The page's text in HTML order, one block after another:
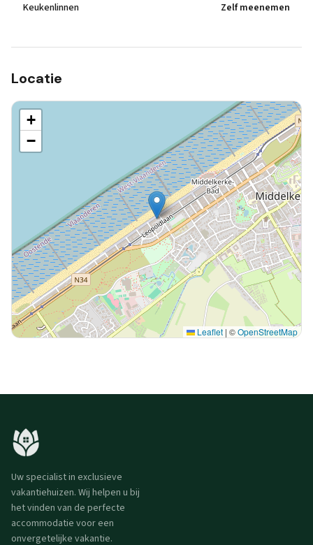
Keukenlinnen Zelf meenemen
Locatie
+
−
Leaflet | ©OpenStreetMap
Uw specialist in exclusieve
vakantiehuizen. Wij helpen u bij
het vinden van de perfecte
accommodatie voor een
onvergetelijke vakantie.